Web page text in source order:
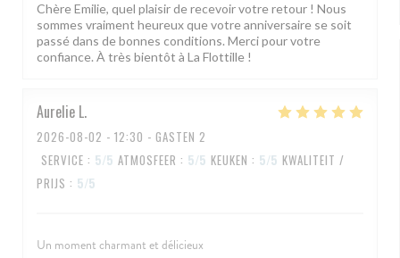
Chère Emilie, quel plaisir de recevoir votre retour ! Nous
sommes vraiment heureux que votre anniversaire se soit
passé dans de bonnes conditions. Merci pour votre
confiance. À très bientôt à La Flottille !
Aurelie L
2026-08-02 - 12:30 - GASTEN 2
SERVICE : 5/5 ATMOSFEER : 5/5 KEUKEN : 5/5 KWALITEIT /
PRIJS : 5/5
Un moment charmant et délicieux